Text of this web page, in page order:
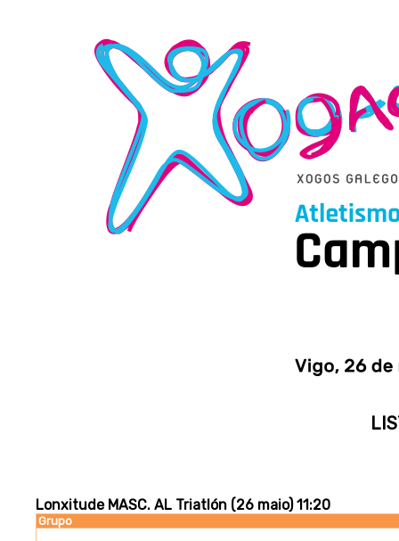
Grupo
Lonxitude MASC. AL Triatlón (26 maio) 11:20